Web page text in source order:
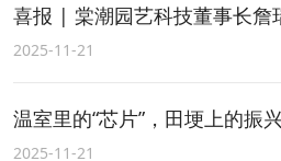
2025-11-21
2025-11-21